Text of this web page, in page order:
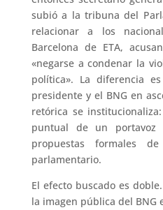
subió a la tribuna del
relacionar a los
Barcelona de ETA,
«negarse a condenar la
política». La diferencia
presidente y el BNG en
retórica se
puntual de un
propuestas formales
parlamentario.
El efecto buscado es
la imagen pública del